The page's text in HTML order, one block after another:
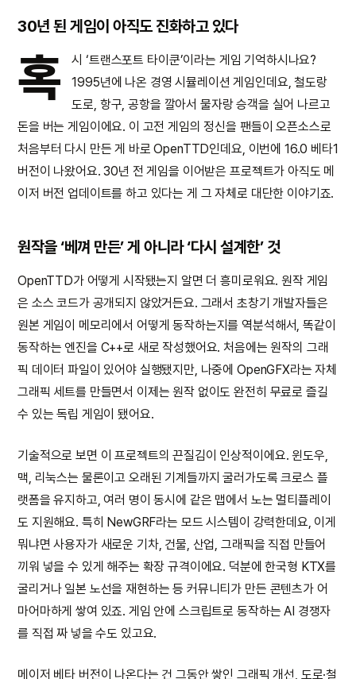
30년 된 게임이 아직도 진화하고 있다
혹
시 ‘트랜스포트 타이쿤’이라는 게임 기억하시나요?
1995년에 나온 경영 시뮬레이션 게임인데요, 철도랑
도로, 항구, 공항을 깔아서 물자랑 승객을 실어 나르고
돈을 버는 게임이에요. 이 고전 게임의 정신을 팬들이 오픈소스로
처음부터 다시 만든 게 바로 OpenTTD인데요, 이번에 16.0 베타1
버전이 나왔어요. 30년 전 게임을 이어받은 프로젝트가 아직도 메
이저 버전 업데이트를 하고 있다는 게 그 자체로 대단한 이야기죠.
원작을 ‘베껴 만든’ 게 아니라 ‘다시 설계한’ 것
OpenTTD가 어떻게 시작됐는지 알면 더 흥미로워요. 원작 게임
은 소스 코드가 공개되지 않았거든요. 그래서 초창기 개발자들은
원본 게임이 메모리에서 어떻게 동작하는지를 역분석해서, 똑같이
동작하는 엔진을 C++로 새로 작성했어요. 처음에는 원작의 그래
픽 데이터 파일이 있어야 실행됐지만, 나중에 OpenGFX라는 자체
그래픽 세트를 만들면서 이제는 원작 없이도 완전히 무료로 즐길
수 있는 독립 게임이 됐어요.
기술적으로 보면 이 프로젝트의 끈질김이 인상적이에요. 윈도우,
맥, 리눅스는 물론이고 오래된 기계들까지 굴러가도록 크로스 플
랫폼을 유지하고, 여러 명이 동시에 같은 맵에서 노는 멀티플레이
도 지원해요. 특히 NewGRF라는 모드 시스템이 강력한데요, 이게
뭐냐면 사용자가 새로운 기차, 건물, 산업, 그래픽을 직접 만들어
끼워 넣을 수 있게 해주는 확장 규격이에요. 덕분에 한국형 KTX를
굴리거나 일본 노선을 재현하는 등 커뮤니티가 만든 콘텐츠가 어
마어마하게 쌓여 있죠. 게임 안에 스크립트로 동작하는 AI 경쟁자
를 직접 짜 넣을 수도 있고요.
메이저 베타 버전이 나온다는 건 그동안 쌓인 그래픽 개선, 도로·철